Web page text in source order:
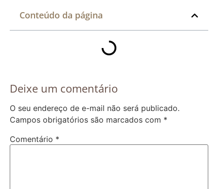
Conteúdo da página
Deixe um comentário
O seu endereço de e-mail não será publicado.
Campos obrigatórios são marcados com *
Comentário *